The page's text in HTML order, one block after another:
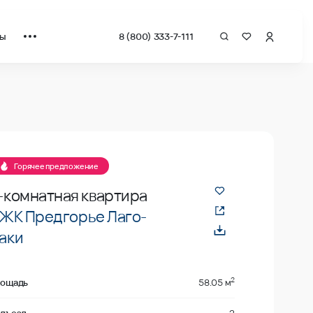
8 (800) 333-7-111
Горячее предложение
квартира
Предгорье Лаго-
58.05 м2